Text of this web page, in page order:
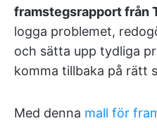
framstegsrapport från
logga problemet,
och sätta upp tydliga
komma tillbaka på rätt
Med denna mall för